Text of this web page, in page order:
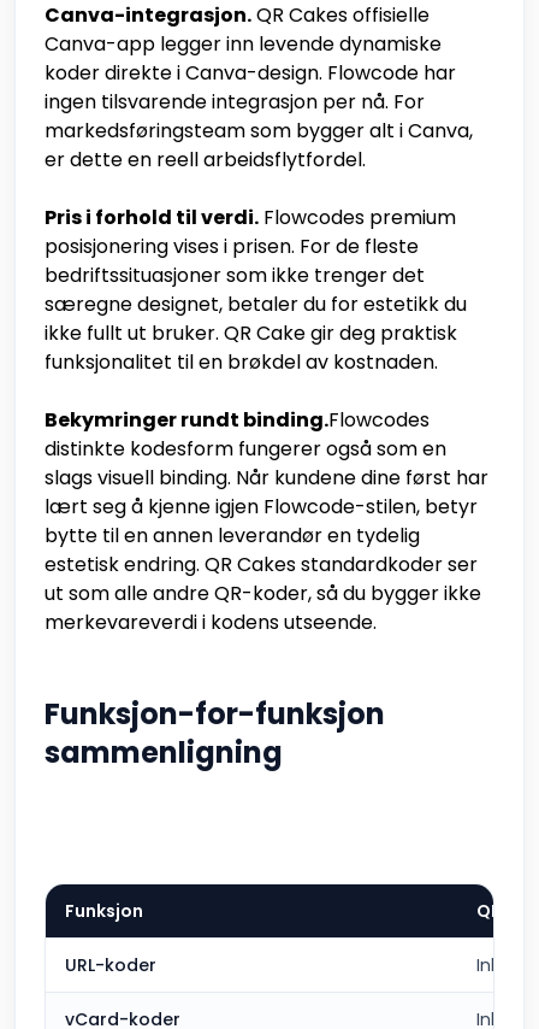
Canva-integrasjon.QR Cakes offisielle
Canva-app legger inn levende dynamiske
koder direkte i Canva-design. Flowcode har
ingen tilsvarende integrasjon per nå. For
markedsføringsteam som bygger alt i Canva,
er dette en reell arbeidsflytfordel.
Pris i forhold til verdi. Flowcodes premium
posisjonering vises i prisen. For de fleste
bedriftssituasjoner som ikke trenger det
særegne designet, betaler du for estetikk du
ikke fullt ut bruker. QR Cake gir deg praktisk
funksjonalitet til en brøkdel av kostnaden.
Bekymringer rundt binding.Flowcodes
distinkte kodesform fungerer også som en
slags visuell binding. Når kundene dine først har
lært seg å kjenne igjen Flowcode-stilen, betyr
bytte til en annen leverandør en tydelig
estetisk endring. QR Cakes standardkoder ser
ut som alle andre QR-koder, så du bygger ikke
merkevareverdi i kodens utseende.
Funksjon-for-funksjon
sammenligning
Funksjon QR
URL-koder
vCard-koder